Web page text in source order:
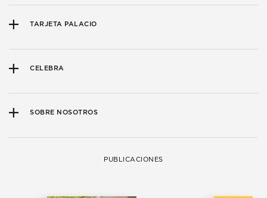
TARJETA PALACIO
CELEBRA
SOBRE NOSOTROS
PUBLICACIONES